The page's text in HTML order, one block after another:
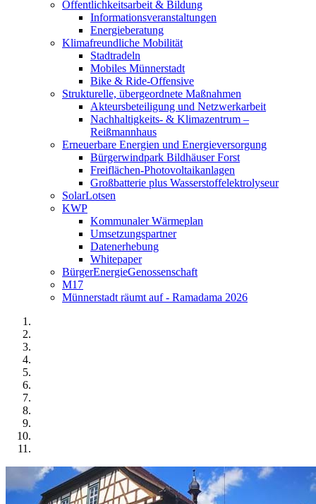
Öffentlichkeitsarbeit & Bildung
Informationsveranstaltungen
Energieberatung
Klimafreundliche Mobilität
Stadtradeln
Mobiles Münnerstadt
Bike & Ride-Offensive
Strukturelle, übergeordnete Maßnahmen
Akteursbeteiligung und Netzwerkarbeit
Nachhaltigkeits- & Klimazentrum –
Reißmannhaus
Erneuerbare Energien und Energieversorgung
Bürgerwindpark Bildhäuser Forst
Freiflächen-Photovoltaikanlagen
Großbatterie plus Wasserstoffelektrolyseur
SolarLotsen
KWP
Kommunaler Wärmeplan
Umsetzungspartner
Datenerhebung
Whitepaper
BürgerEnergieGenossenschaft
M17
Münnerstadt räumt auf - Ramadama 2026